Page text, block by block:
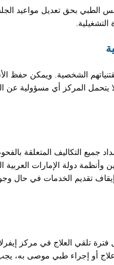
الطبي بحق تعديل مواعيد
الشخصية. ويمكن حفظ
يتحمل المركز أي مسؤولية عن
جميع التكاليف المتعلقة
وأنظمة دولة الإمارات العربية
تقديم الخدمات في حال
فترة تلقي العلاج في مركز
أو إجراء طبي موصى به، يجب